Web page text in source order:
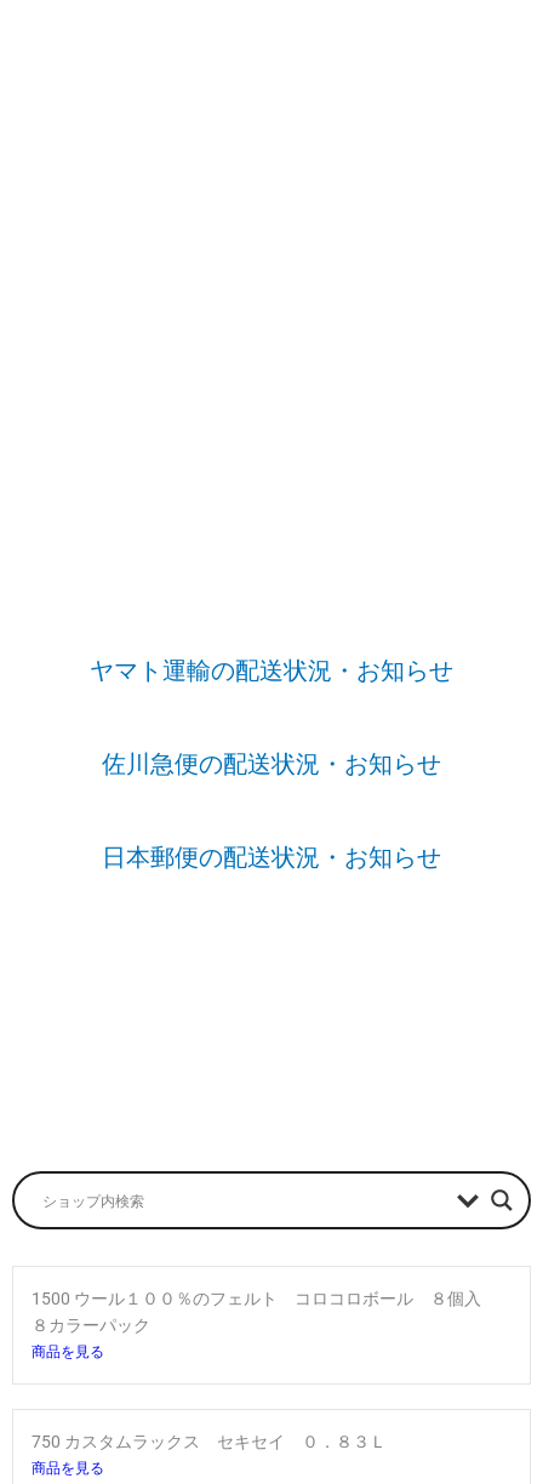
ヤマト運輸の配送状況・お知らせ
佐川急便の配送状況・お知らせ
日本郵便の配送状況・お知らせ
1500 ウール１００％のフェルト コロコロボール ８個入
８カラーパック
商品を見る
750 カスタムラックス セキセイ ０．８３Ｌ
商品を見る